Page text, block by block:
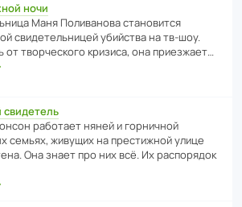
ночи
Маня Поли­ва­нова стано­вится
свиде­тель­ницей убийства на тв-шоу.
от твор­че­с­кого кризиса, она приезжает…
свидетель
рабо­тает няней и горни­чной
семьях, живущих на прес­ти­жной улице
Она знает про них всё. Их распо­рядок